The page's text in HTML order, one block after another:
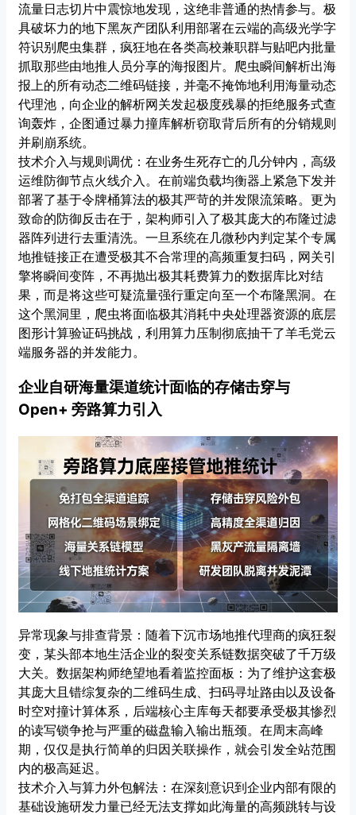
流量日志切片中震惊地发现，这绝非普通的热情参与。极
具破坏力的地下黑灰产团队利用部署在云端的高级光学字
符识别爬虫集群，疯狂地在各类高校兼职群与贴吧内批量
抓取那些由地推人员分享的海报图片。爬虫瞬间解析出海
报上的所有动态二维码链接，并毫不掩饰地利用海量动态
代理池，向企业的解析网关发起极度残暴的拒绝服务式查
询轰炸，企图通过暴力撞库解析窃取背后所有的分销规则
并刷崩系统。
技术介入与规则调优：在业务生死存亡的几分钟内，高级
运维防御节点火线介入。在前端负载均衡器上紧急下发并
部署了基于令牌桶算法的极其严苛的并发限流策略。更为
致命的防御反击在于，架构师引入了极其庞大的布隆过滤
器阵列进行去重清洗。一旦系统在几微秒内判定某个专属
地推链接正在遭受极其不合常理的高频重复扫码，网关引
擎将瞬间变阵，不再抛出极其耗费算力的数据库比对结
果，而是将这些可疑流量强行重定向至一个布隆黑洞。在
这个黑洞里，爬虫将面临极其消耗中央处理器资源的底层
图形计算验证码挑战，利用算力压制彻底抽干了羊毛党云
端服务器的并发能力。
企业自研海量渠道统计面临的存储击穿与
Open+ 旁路算力引入
异常现象与排查背景：随着下沉市场地推代理商的疯狂裂
变，某头部本地生活企业的裂变关系链数据突破了千万级
大关。数据架构师绝望地看着监控面板：为了维护这套极
其庞大且错综复杂的二维码生成、扫码寻址路由以及设备
时空对撞计算体系，后端核心主库每天都要承受极其惨烈
的读写锁争抢与严重的磁盘输入输出瓶颈。在周末高峰
期，仅仅是执行简单的归因关联操作，就会引发全站范围
内的极高延迟。
技术介入与算力外包解法：在深刻意识到企业内部有限的
基础设施研发力量已经无法支撑如此海量的高频跳转与设